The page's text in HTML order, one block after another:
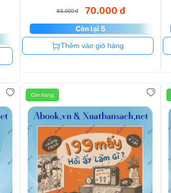
85.000 đ 70.000 đ
Còn lại 5
Còn hàng
Thêm vào giỏ hàng
Còn hàng